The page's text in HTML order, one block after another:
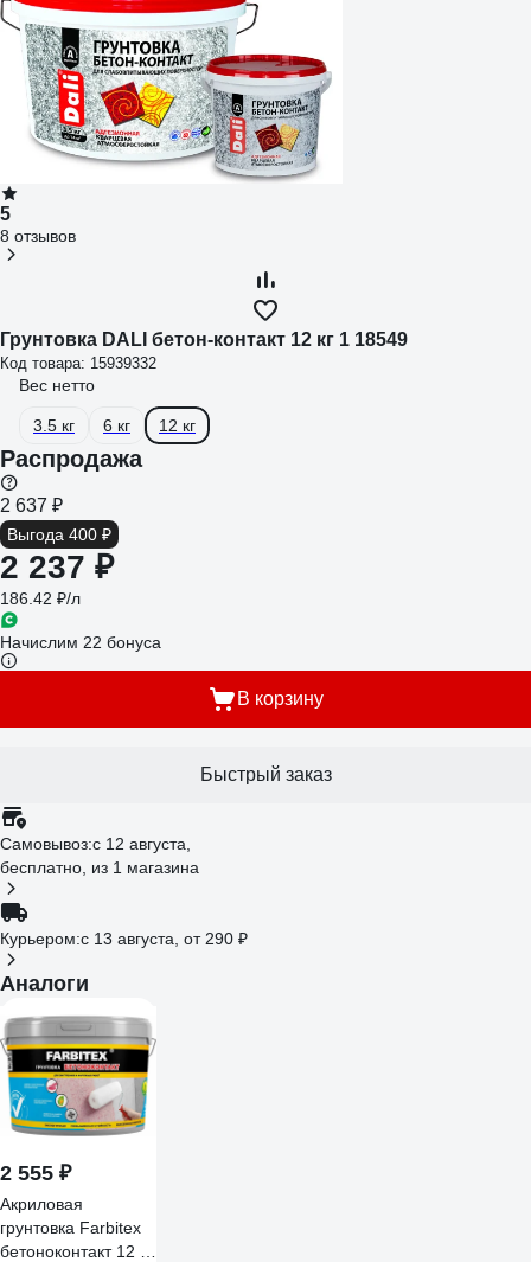
5
8 отзывов
Грунтовка DALI бетон-контакт 12 кг 1 18549
Код товара: 15939332
Вес нетто
3.5 кг 6 кг 12 кг
Распродажа
2 637 ₽
Выгода 400 ₽
2 237 ₽
186.42 ₽/л
Начислим 22 бонуса
В корзину
Быстрый заказ
Самовывоз:c 12 августа,
бесплатно , из 1 магазина
Курьером:c 13 августа, от 290 ₽
Аналоги
2 555 ₽
Акриловая
грунтовка Farbitex
бетоноконтакт 12 кг